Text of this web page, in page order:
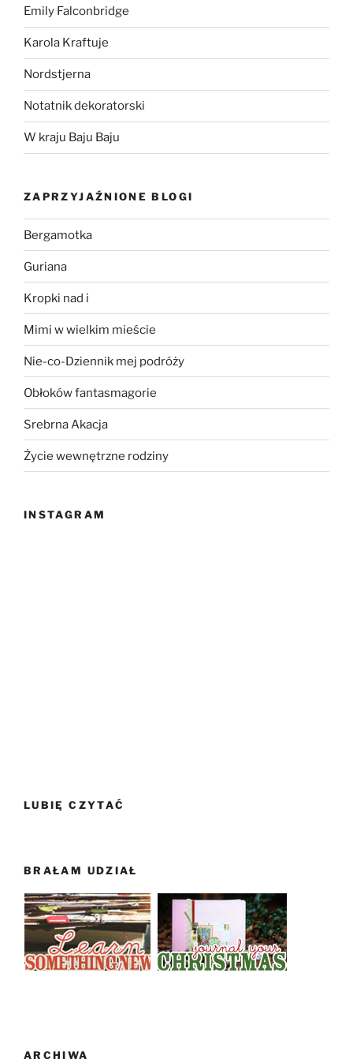
Emily Falconbridge
Karola Kraftuje
Nordstjerna
Notatnik dekoratorski
W kraju Baju Baju
ZAPRZYJAŹNIONE BLOGI
Bergamotka
Guriana
Kropki nad i
Mimi w wielkim mieście
Nie-co-Dziennik mej podróży
Obłoków fantasmagorie
Srebrna Akacja
Życie wewnętrzne rodziny
INSTAGRAM
LUBIĘ CZYTAĆ
BRAŁAM UDZIAŁ
ARCHIWA